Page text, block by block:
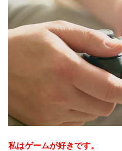
私はゲームが好きです。